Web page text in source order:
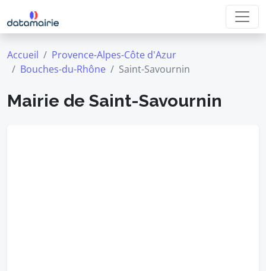
Accueil
Provence-Alpes-Côte d'Azur
Bouches-du-Rhône
Saint-Savournin
Mairie de Saint-Savournin